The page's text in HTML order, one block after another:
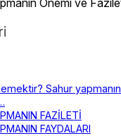
Sahur
FAZİLETİ
FAYDALARI